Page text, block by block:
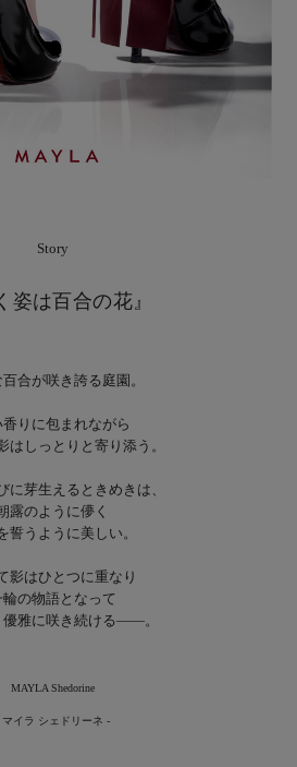
Story
姿は百合の花』
合が咲き誇る庭園。
りに包まれながら
はしっとりと寄り添う。
に芽生えるときめきは、
露のように儚く
誓うように美しい。
影はひとつに重なり
輪の物語となって
優雅に咲き続ける――。
MAYLA Shedorine
マイラ シェドリーネ -